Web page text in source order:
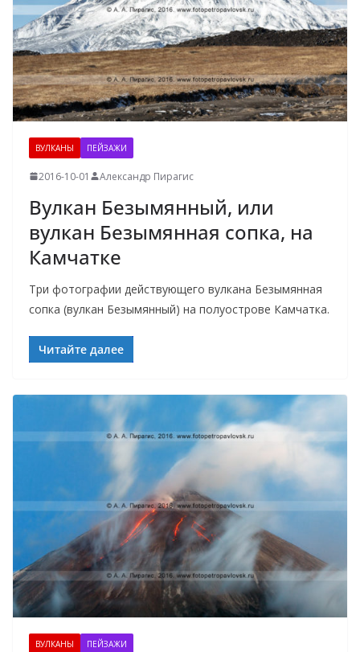
ВУЛКАНЫ ПЕЙЗАЖИ
2016-10-01 Александр Пирагис
Вулкан Безымянный, или
вулкан Безымянная сопка, на
Камчатке
Три фотографии действующего вулкана Безымянная
сопка (вулкан Безымянный) на полуострове Камчатка.
Читайте далее
ВУЛКАНЫ ПЕЙЗАЖИ